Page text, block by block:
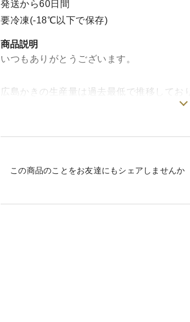
発送から60日間
要冷凍(-18℃以下で保存)
商品説明
いつもありがとうございます。
広島かきの生産量は過去最低で推移してお
減産に伴い、相場が高騰し、それに加え
これまでたくさんの方々にご購入いただき、
引き続き、皆様のご要望・ご期待に沿える
この商品のことをお友達にもシェアしませんか